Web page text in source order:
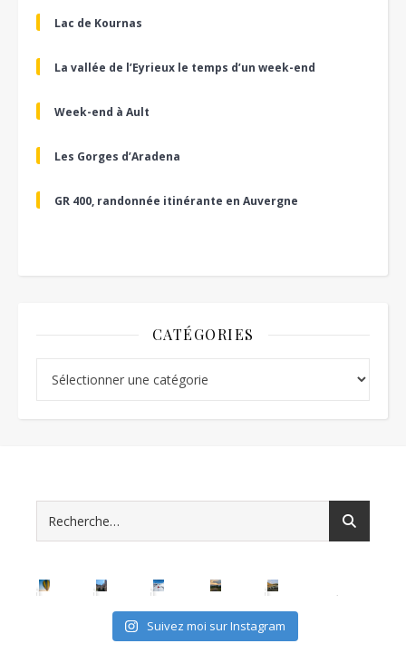
Lac de Kournas
La vallée de l’Eyrieux le temps d’un week-end
Week-end à Ault
Les Gorges d’Aradena
GR 400, randonnée itinérante en Auvergne
CATÉGORIES
Suivez moi sur Instagram